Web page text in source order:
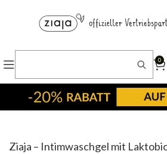
0
Ziaja – Intimwaschgel mit